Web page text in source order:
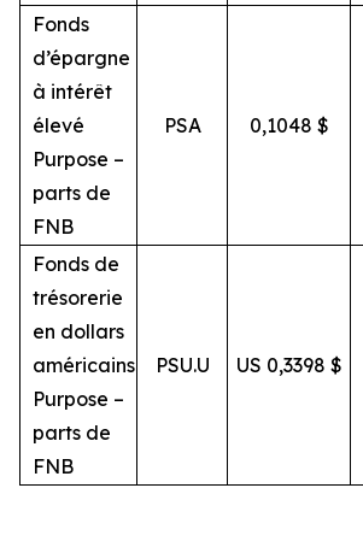
Fonds
d’épargne
à intérêt
élevé
Purpose –
parts de
FNB
PSA 0,1048 $
Fonds de
trésorerie
en dollars
américains
Purpose –
parts de
FNB
PSU.U US 0,3398 $